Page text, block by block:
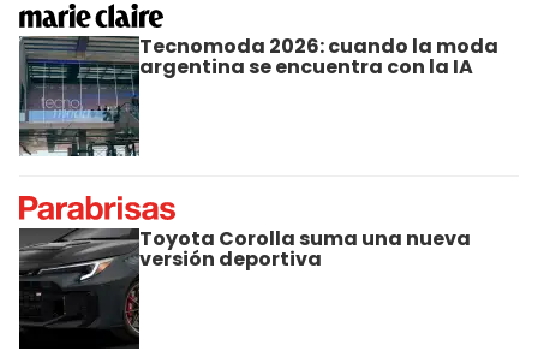
Tecnomoda 2026: cuando la moda
argentina se encuentra con la IA
Toyota Corolla suma una nueva
versión deportiva